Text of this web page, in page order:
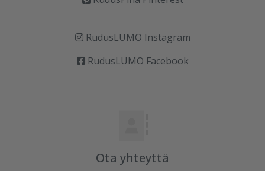
RudusLUMO Instagram
RudusLUMO Facebook
Ota yhteyttä